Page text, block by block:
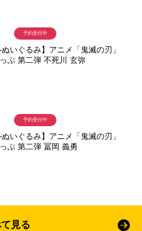
-ぬいぐるみ】アニメ「鬼滅の刃」
ぷ 第二弾 不死川 玄弥
予約受付中
-ぬいぐるみ】アニメ「鬼滅の刃」
ぷ 第二弾 冨岡 義勇
予約受付中
見る